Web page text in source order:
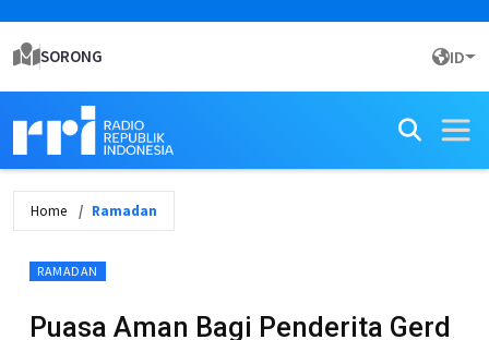
SORONG ID
Home Ramadan
RAMADAN
Puasa Aman Bagi Penderita Gerd